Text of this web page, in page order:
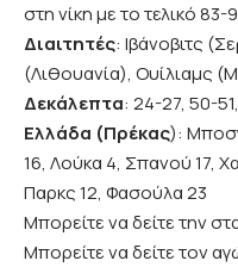
στη νίκη με το τελικό 83-
Διαιτητές: Ιβάνοβιτς
(Λιθουανία), Ουίλιαμς
Δεκάλεπτα: 24-27, 50-
Ελλάδα (Πρέκας):
16, Λούκα 4, Σπανού 17,
Παρκς 12, Φασούλα 23
Μπορείτε να δείτε την
Μπορείτε να δείτε τον